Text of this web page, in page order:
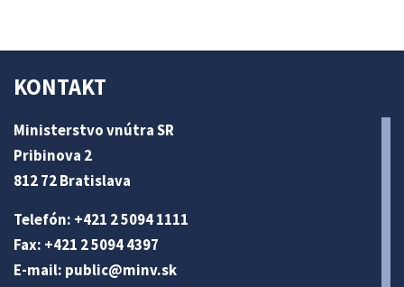
KONTAKT
Ministerstvo vnútra SR
Pribinova 2
812 72 Bratislava
Telefón: +421 2 5094 1111
Fax: +421 2 5094 4397
E-mail: public@minv.sk